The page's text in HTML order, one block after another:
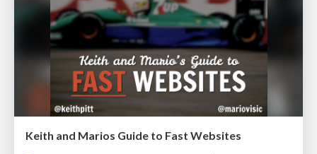
Keith and Marios Guide to Fast Websites